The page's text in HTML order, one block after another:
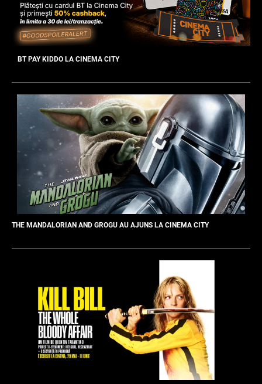
BT PAY KIDDO LA CINEMA CITY
THE MANDALORIAN AND GROGU AU AJUNS LA CINEMA CITY